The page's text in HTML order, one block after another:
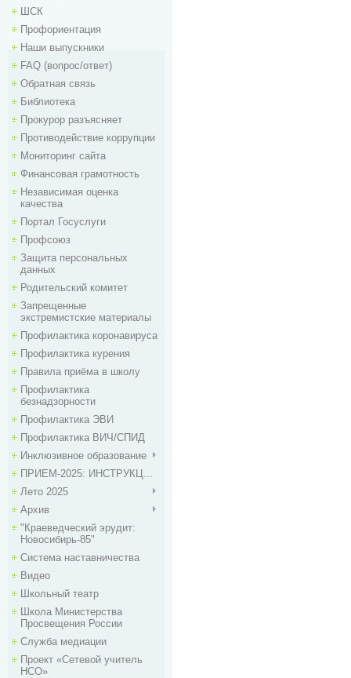
ШСК
Профориентация
Наши выпускники
FAQ (вопрос/ответ)
Обратная связь
Библиотека
Прокурор разъясняет
Противодействие коррупции
Мониторинг сайта
Финансовая грамотность
Независимая оценка
качества
Портал Госуслуги
Профсоюз
Защита персональных
данных
Родительский комитет
Запрещенные
экстремистские материалы
Профилактика коронавируса
Профилактика курения
Правила приёма в школу
Профилактика
безнадзорности
Профилактика ЭВИ
Профилактика ВИЧ/СПИД
Инклюзивное образование
ПРИЕМ-2025: ИНСТРУКЦ...
Лето 2025
Архив
"Краеведческий эрудит:
Новосибирь-85"
Система наставничества
Видео
Школьный театр
Школа Министерства
Просвещения России
Служба медиации
Проект «Сетевой учитель
НСО»